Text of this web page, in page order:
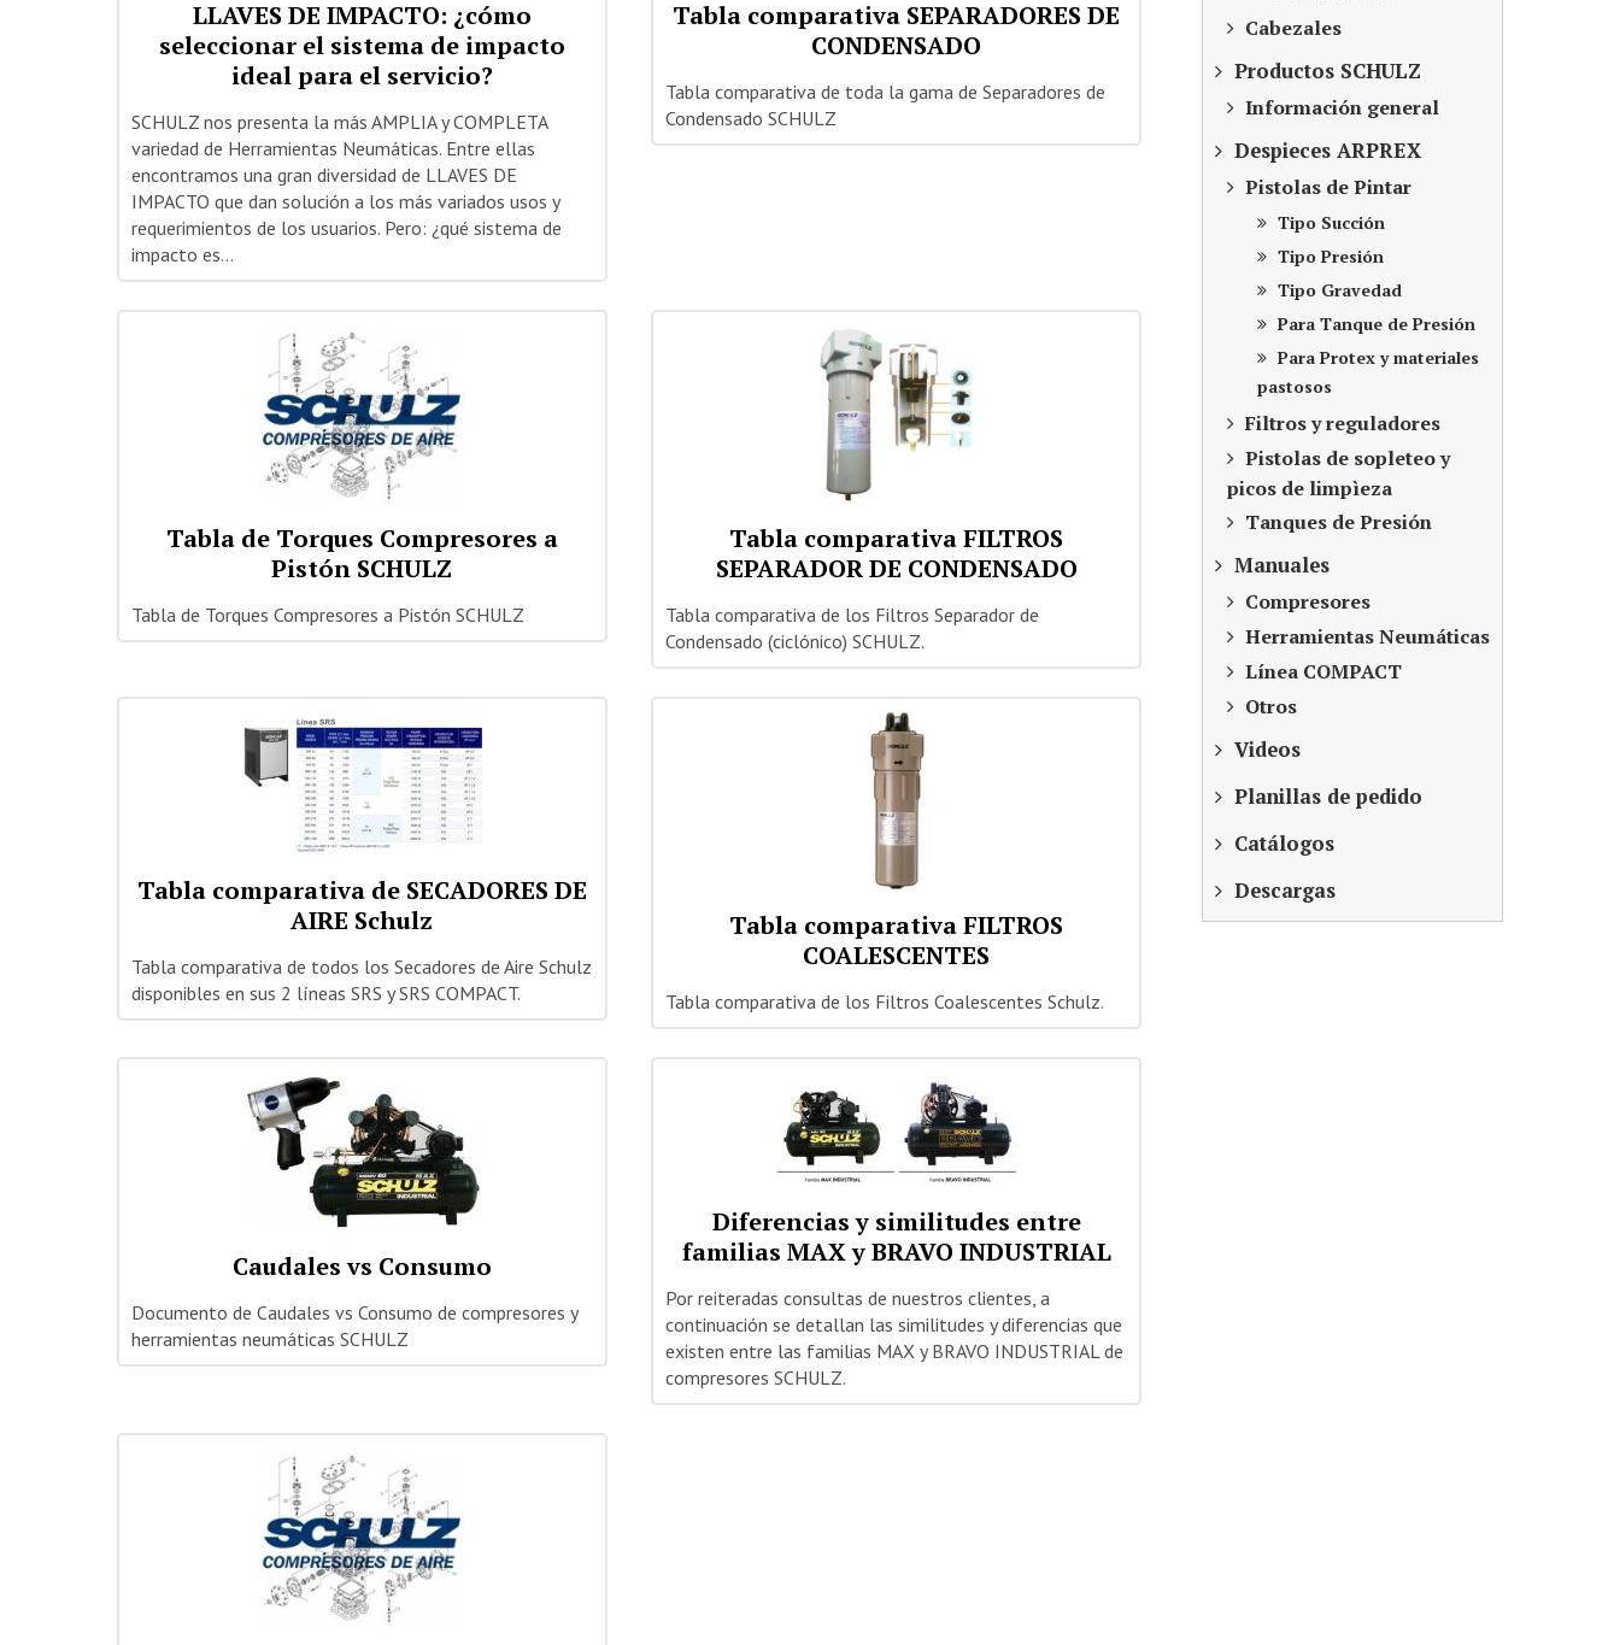
LLAVES DE IMPACTO: ¿cómo
seleccionar el sistema de impacto
ideal para el servicio?
SCHULZ nos presenta la más AMPLIA y COMPLETA
variedad de Herramientas Neumáticas. Entre ellas
encontramos una gran diversidad de LLAVES DE
IMPACTO que dan solución a los más variados usos y
requerimientos de los usuarios. Pero: ¿qué sistema de
impacto es...
Tabla comparativa SEPARADORES DE
CONDENSADO
Tabla comparativa de toda la gama de Separadores de
Condensado SCHULZ
Tabla de Torques Compresores a
Pistón SCHULZ
Tabla de Torques Compresores a Pistón SCHULZ
Tabla comparativa FILTROS
SEPARADOR DE CONDENSADO
Tabla comparativa de los Filtros Separador de
Condensado (ciclónico) SCHULZ.
Tabla comparativa de SECADORES DE
AIRE Schulz
Tabla comparativa de todos los Secadores de Aire Schulz
disponibles en sus 2 líneas SRS y SRS COMPACT.
Tabla comparativa FILTROS
COALESCENTES
Tabla comparativa de los Filtros Coalescentes Schulz.
Caudales vs Consumo
Documento de Caudales vs Consumo de compresores y
herramientas neumáticas SCHULZ
Diferencias y similitudes entre
familias MAX y BRAVO INDUSTRIAL
Por reiteradas consultas de nuestros clientes, a
continuación se detallan las similitudes y diferencias que
existen entre las familias MAX y BRAVO INDUSTRIAL de
compresores SCHULZ.
Cabezales
Productos SCHULZ
Información general
Despieces ARPREX
Pistolas de Pintar
Tipo Succión
Tipo Presión
Tipo Gravedad
Para Tanque de Presión
Para Protex y materiales
pastosos
Filtros y reguladores
Pistolas de sopleteo y
picos de limpìeza
Tanques de Presión
Manuales
Compresores
Herramientas Neumáticas
Línea COMPACT
Otros
Videos
Planillas de pedido
Catálogos
Descargas